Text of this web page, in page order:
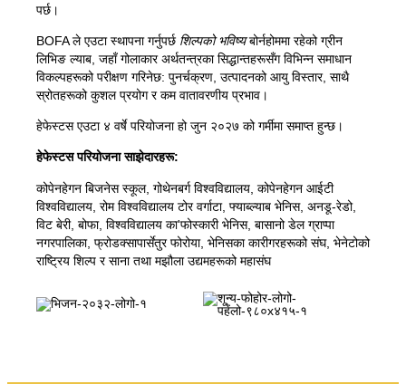
बारेमा
खुल्ने समय
फोहोरको शुल्क (निजी)
BRK भूमि नियमहरूको लिङ्क
AT मार्गदर्शन
फोहोर नियमहरू
स्व-सेवा
स्व-सेवा
पर्छ।
BOFA ले एउटा स्थापना गर्नुपर्छ शिल्पको भविष्यबोर्नहोममा रहेको ग्रीन
लिभिङ ल्याब, जहाँ गोलाकार अर्थतन्त्रका सिद्धान्तहरूसँग विभिन्न समाधान
विकल्पहरूको परीक्षण गरिनेछ: पुनर्चक्रण, उत्पादनको आयु विस्तार, साथै
स्रोतहरूको कुशल प्रयोग र कम वातावरणीय प्रभाव।
हेफेस्टस एउटा ४ वर्षे परियोजना हो जुन २०२७ को गर्मीमा समाप्त हुन्छ।
हेफेस्टस परियोजना साझेदारहरू:
कोपेनहेगन बिजनेस स्कूल, गोथेनबर्ग विश्वविद्यालय, कोपेनहेगन आईटी
विश्वविद्यालय, रोम विश्वविद्यालय टोर वर्गाटा, फ्याब्ल्याब भेनिस, अनडू-रेडो,
विट बेरी, बोफा, विश्वविद्यालय का'फोस्कारी भेनिस, बासानो डेल ग्राप्पा
नगरपालिका, फ्रोडक्सापार्सेतुर फोरोया, भेनिसका कारीगरहरूको संघ, भेनेटोको
राष्ट्रिय शिल्प र साना तथा मझौला उद्यमहरूको महासंघ